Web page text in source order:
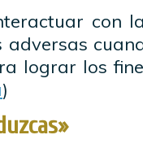
con
lograr los
)